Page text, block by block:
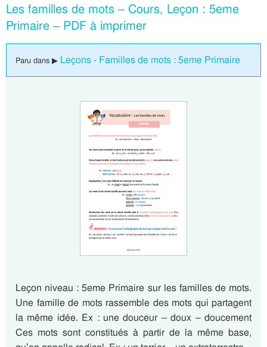
Les familles de mots – Cours, Leçon : 5eme
Primaire – PDF à imprimer
Paru dans ▶ Leçons - Familles de mots : 5eme Primaire
Leçon niveau : 5eme Primaire sur les familles de mots.
Une famille de mots rassemble des mots qui partagent
la même idée. Ex : une douceur – doux – doucement
Ces mots sont constitués à partir de la même base,